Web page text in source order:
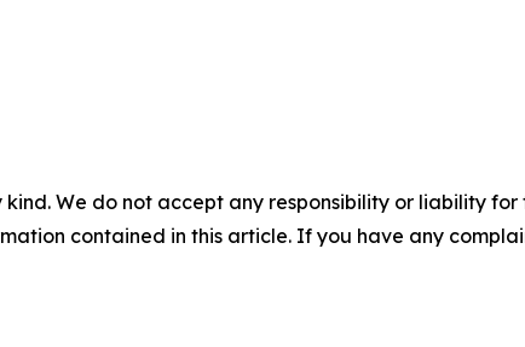
We do not accept any responsibility or liability
contained in this article. If you have any